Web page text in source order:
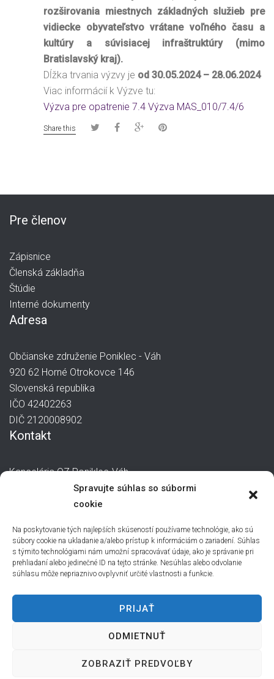
Spravujte súhlas so súbormi
cookie
Na poskytovanie tých najlepších skúseností používame technológie, ako sú
súbory cookie na ukladanie a/alebo prístup k informáciám o zariadení. Súhlas
s týmito technológiami nám umožní spracovávať údaje, ako je správanie pri
prehliadaní alebo jedinečné ID na tejto stránke. Nesúhlas alebo odvolanie
súhlasu môže nepriaznivo ovplyvniť určité vlastnosti a funkcie.
PRIJAŤ
ODMIETNUŤ
ZOBRAZIŤ PREDVOĽBY
rozširovania miestnych základných služieb pre
vidiecke obyvateľstvo vrátane voľného času a
kultúry a súvisiacej infraštruktúry (mimo
Bratislavský kraj).
Dĺžka trvania výzvy je od 30.05.2024 – 28.06.2024
Viac informácií k Výzve tu:
Výzva pre opatrenie 7.4 Výzva MAS_010/7.4/6
Share this
Pre členov
Zápisnice
Členská základňa
Štúdie
Interné dokumenty
Adresa
Občianske združenie Poniklec - Váh
920 62 Horné Otrokovce 146
Slovenská republika
IČO 42402263
DIČ 2120008902
Kontakt
Kancelária OZ Poniklec-Váh
manager@poniklec-vah.sk